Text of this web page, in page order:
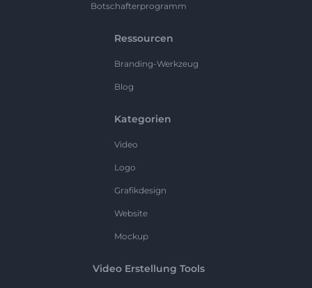
Botschafterprogramm
Ressourcen
Branding-Werkzeug
Blog
Kategorien
Video
Logo
Grafikdesign
Website
Mockup
Video Erstellung Tools